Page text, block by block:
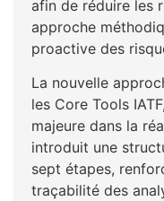
afin de réduire les
approche
proactive des
La nouvelle
les Core Tools
majeure dans la
introduit une
sept étapes,
traçabilité des